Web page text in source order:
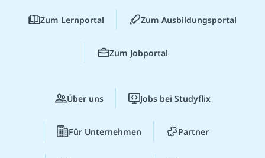
Zum Lernportal Zum Ausbildungsportal
Zum Jobportal
Über uns Jobs bei Studyflix
Für Unternehmen Partner